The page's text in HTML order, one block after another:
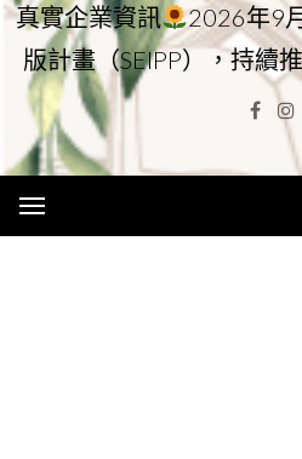
真實企業資訊
2026年9
版計畫（SEIPP），持續